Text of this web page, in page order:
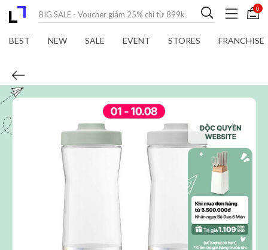
0
BEST NEW SALE EVENT STORES FRANCHISE